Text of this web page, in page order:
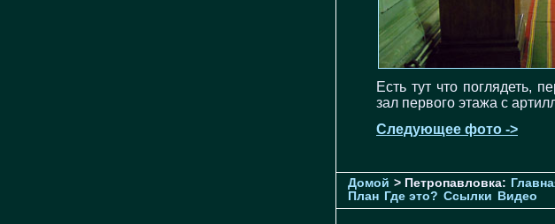
Есть тут что поглядеть,
зал первого этажа с
Следующее фото ->
Домой > Петропавловка:
План Где это? Ссылки Видео